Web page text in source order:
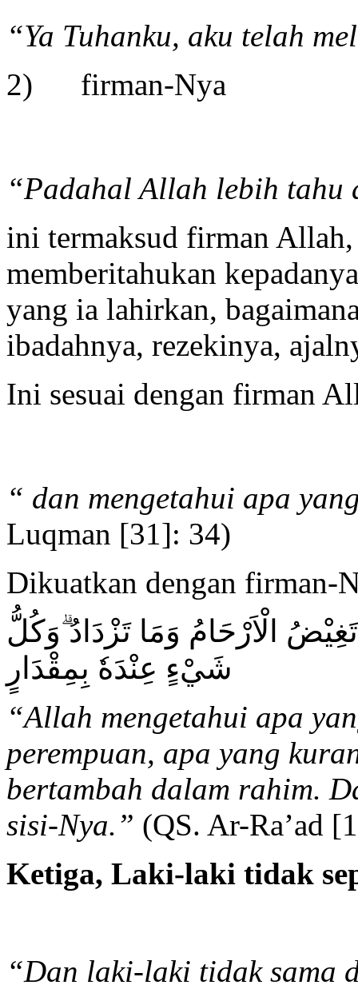
“Ya Tuhanku, aku telah
2) firman-Nya
“Padahal Allah lebih tahu
ini termaksud firman
memberitahukan
yang ia lahirkan,
ibadahnya, rezekinya,
Ini sesuai dengan firman
“ dan mengetahui apa
Luqman [31]: 34)
Dikuatkan dengan firman-
الْاَرْحَامُ وَمَا تَزْدَادُ ۗوَكُلُّ
شَيْءٍ عِنْدَهٗ بِمِقْدَارٍ
“Allah mengetahui apa
perempuan, apa yang
bertambah dalam rahim.
sisi-Nya.” (QS. Ar-Ra’ad
Ketiga, Laki-laki tidak
“Dan laki-laki tidak sama